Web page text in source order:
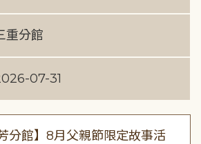
重分館
07-31
芳分館】8月父親節限定故事活